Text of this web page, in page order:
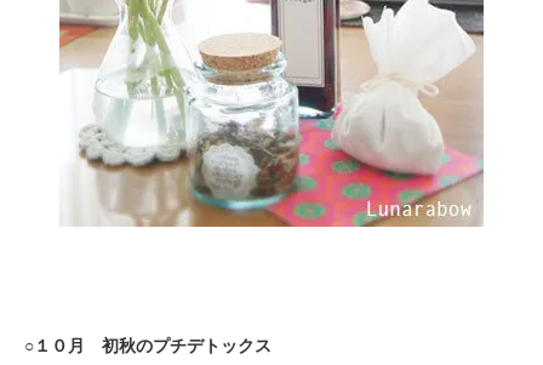
○１０月 初秋のプチデトックス